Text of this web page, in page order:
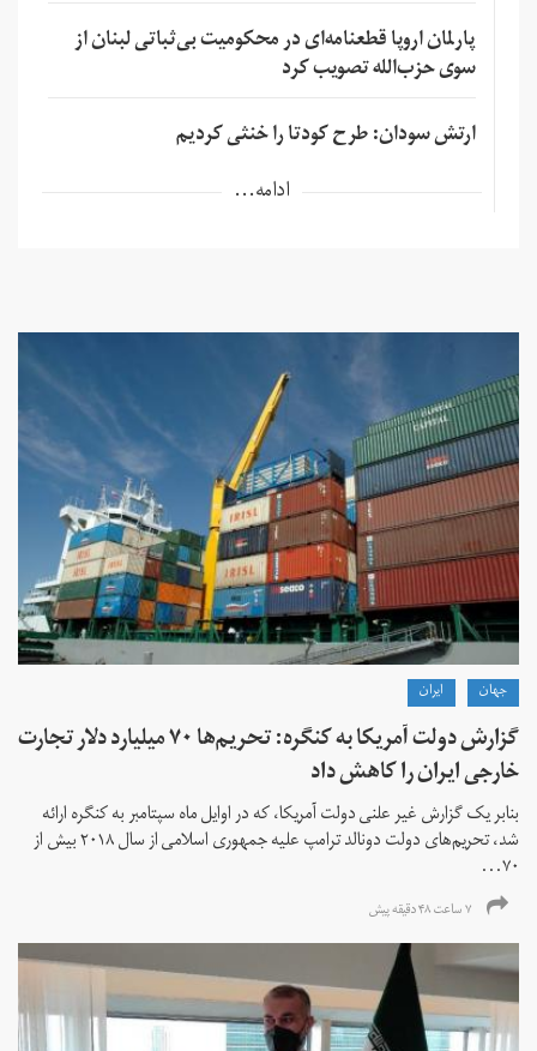
پارلمان اروپا قطعنامه‌ای در محکومیت بی‌ثباتی لبنان از
سوی حزب‌الله تصویب کرد
ارتش سودان: طرح کودتا را خنثی کردیم
ادامه...
جهان ايران
گزارش دولت آمریکا به کنگره: تحریم‌ها ۷۰ میلیارد دلار تجارت
خارجی ایران را کاهش داد
بنابر یک گزارش غیر علنی دولت آمریکا، که در اوایل ماه سپتامبر به کنگره ارائه
شد، تحریم‌های دولت دونالد ترامپ علیه جمهوری اسلامی از سال ۲۰۱۸ بیش از
۷۰...
۷ ساعت ۴۸ دقیقه پیش